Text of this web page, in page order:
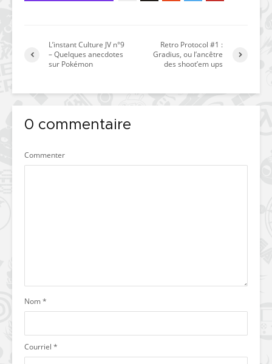
L’instant Culture JV n°9
– Quelques anecdotes
sur Pokémon
Retro Protocol #1 :
Gradius, ou l’ancêtre
des shoot’em ups
0 commentaire
Commenter
Nom*
Courriel *